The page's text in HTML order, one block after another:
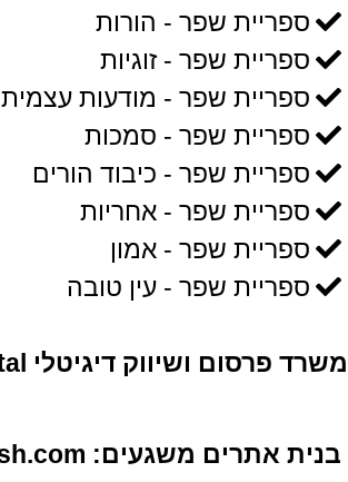
ספריית שפר - הורות
ספריית שפר - זוגיות
ספריית שפר - מודעות עצמית
ספריית שפר - סמכות
ספריית שפר - כיבוד הורים
ספריית שפר - אחריות
ספריית שפר - אמון
ספריית שפר - עין טובה
משרד פרסום ושיווק דיגיטלי U Digital
בנית אתרים משגעים: kobish.com